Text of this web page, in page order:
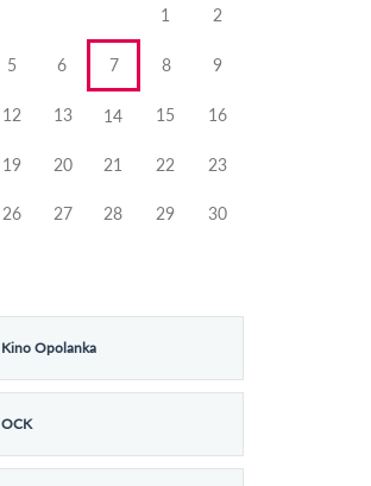
1 2
5 6 7 8 9
12 13 14 15 16
19 20 21 22 23
26 27 28 29 30
Kino Opolanka
OCK